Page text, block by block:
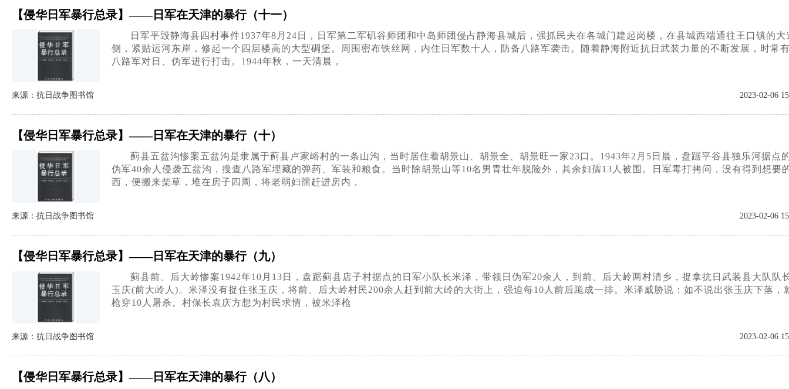
【侵华日军暴行总录】——日军在天津的暴行（十一）
日军平毁静海县四村事件1937年8月24日，日军第二军矶谷师团和中岛师团侵占静海县城后，强抓民夫在各城门建起岗楼，在县城西端通往王口镇的大
侧，紧贴运河东岸，修起一个四层楼高的大型碉堡。周围密布铁丝网，内住日军数十人，防备八路军袭击。随着静海附近抗日武装力量的不断发展，时常
八路军对日、伪军进行打击。1944年秋，一天清晨，
来源：抗日战争图书馆 2023-02-06
【侵华日军暴行总录】——日军在天津的暴行（十）
蓟县五盆沟惨案五盆沟是隶属于蓟县卢家峪村的一条山沟，当时居住着胡景山、胡景全、胡景旺一家23口。1943年2月5日晨，盘踞平谷县独乐河据点
伪军40余人侵袭五盆沟，搜查八路军埋藏的弹药、军装和粮食。当时除胡景山等10名男青壮年脱险外，其余妇孺13人被围。日军毒打拷问，没有得到想要
西，便搬来柴草，堆在房子四周，将老弱妇孺赶进房内，
来源：抗日战争图书馆 2023-02-06
【侵华日军暴行总录】——日军在天津的暴行（九）
蓟县前、后大岭惨案1942年10月13日，盘踞蓟县店子村据点的日军小队长米泽，带领日伪军20余人，到前、后大岭两村清乡，捉拿抗日武装县大队队
玉庆(前大岭人)。米泽没有捉住张玉庆，将前、后大岭村民200余人赶到前大岭的大街上，强迫每10人前后跪成一排。米泽威胁说：如不说出张玉庆下落，
枪穿10人屠杀。村保长袁庆方想为村民求情，被米泽枪
来源：抗日战争图书馆 2023-02-06
【侵华日军暴行总录】——日军在天津的暴行（八）